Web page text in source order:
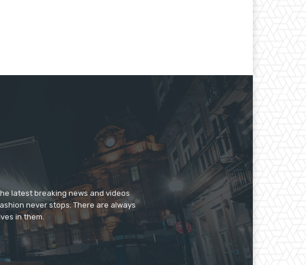
latest breaking news and videos
never stops. There are always
in them.